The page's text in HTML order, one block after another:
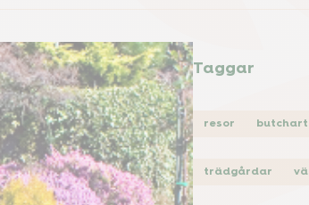
Taggar
resor
trädgårdar